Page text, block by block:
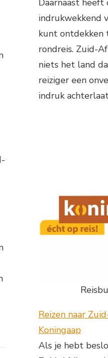
indrukwekkend
kunt ontdekken
rondreis. Zuid-
niets het land
reiziger een
indruk
Reizen naar
Koningaap
Als je hebt